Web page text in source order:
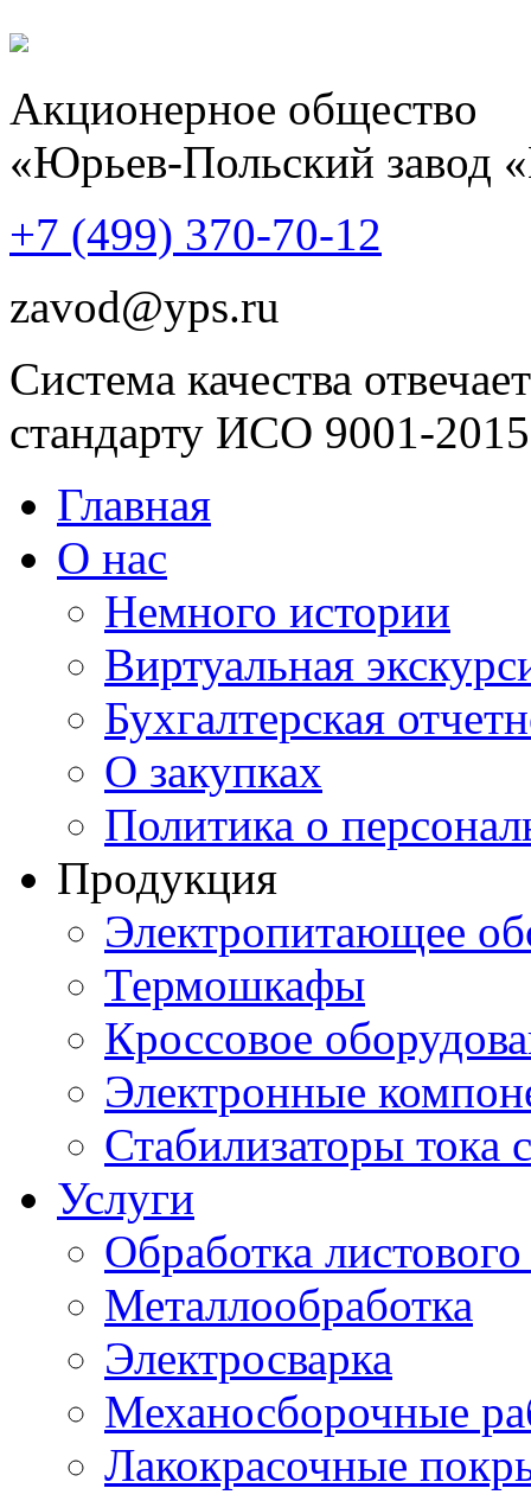
Акционерное общество
«Юрьев-Польский завод
+7 (499) 370-70-12
zavod@yps.ru
Система качества отвечает
стандарту ИСО 9001-2015
Главная
О нас
Немного истории
Виртуальная
Бухгалтерская
О закупках
Политика о
Продукция
Электропитающее
Термошкафы
Кроссовое
Электронные
Стабилизаторы тока
Услуги
Обработка
Металлообработка
Электросварка
Механосборочные
Лакокрасочные